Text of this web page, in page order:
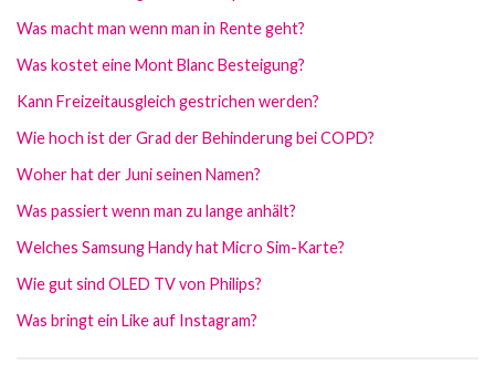
Was macht man wenn man in Rente geht?
Was kostet eine Mont Blanc Besteigung?
Kann Freizeitausgleich gestrichen werden?
Wie hoch ist der Grad der Behinderung bei COPD?
Woher hat der Juni seinen Namen?
Was passiert wenn man zu lange anhält?
Welches Samsung Handy hat Micro Sim-Karte?
Wie gut sind OLED TV von Philips?
Was bringt ein Like auf Instagram?